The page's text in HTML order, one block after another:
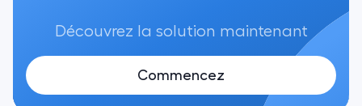
Découvrez la solution maintenant
Commencez